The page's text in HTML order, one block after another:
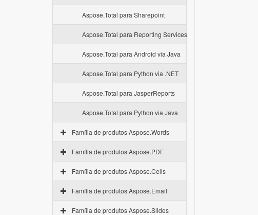
Aspose.Total para Sharepoint
Aspose.Total para Reporting Services
Aspose.Total para Android via Java
Aspose.Total para Python via .NET
Aspose.Total para JasperReports
Aspose.Total para Python via Java
Família de produtos Aspose.Words
Família de produtos Aspose.PDF
Família de produtos Aspose.Cells
Família de produtos Aspose.Email
Família de produtos Aspose.Slides